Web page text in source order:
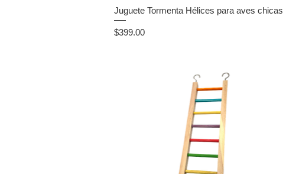
Juguete Tormenta Hélices para aves chicas
Precio
$399.00